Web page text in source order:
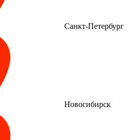
Санкт-Петербург
Новосибирск